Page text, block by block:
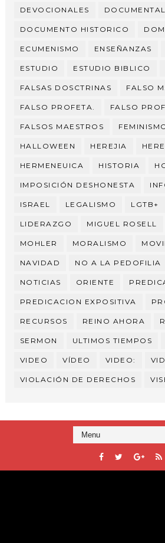
DEVOCIONALES DOCUMENTAL
DOCUMENTO HISTORICO
ECUMENISMO ENSEÑANZAS
ESTUDIO ESTUDIO BIBLICO
FALSAS DOSCTRINAS FALSO
FALSO PROFETA. FALSO
FALSOS MAESTROS
HALLOWEEN HEREJIA
HERMENEUICA HISTORIA
IMPOSICIÓN DESHONESTA
ISRAEL LEGALISMO LGTB+
LIDERAZGO MIGUEL ROSELL
MOHLER MORALISMO
NAVIDAD NO A LA PEDOFILIA
NOTICIAS ORIENTE
PREDICACION EXPOSITIVA
RECURSOS REINO AHORA
SERMON ULTIMOS TIEMPOS
VIDEO VÍDEO VIDEO:
VIOLACIÓN DE DERECHOS